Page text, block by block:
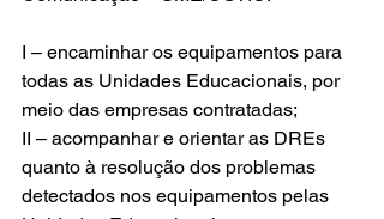
I – encaminhar os equipamentos para
todas as Unidades Educacionais, por
meio das empresas contratadas;
II – acompanhar e orientar as DREs
quanto à resolução dos problemas
detectados nos equipamentos pelas